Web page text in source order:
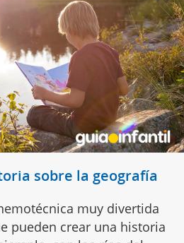
sobre la geografía
muy divertida
pueden crear una historia